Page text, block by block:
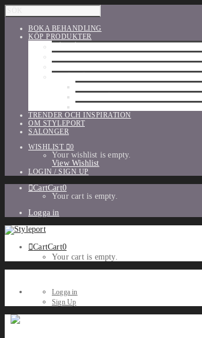
BOKA BEHANDLING
KÖP PRODUKTER
TRENDER OCH INSPIRATION
OM STYLEPORT
SALONGER
WISHLIST
0
Your wishlist is empty.
View Wishlist
LOGIN / SIGN UP
CartCart0
Your cart is empty.
Logga in
CartCart0
Your cart is empty.
Logga in
Sign Up